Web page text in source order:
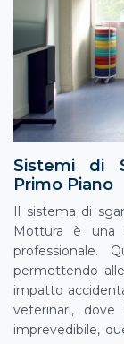
Sistemi di
Primo Piano
Il sistema di
Mottura è una
professionale.
permettendo
impatto
veterinari,
imprevedibile,